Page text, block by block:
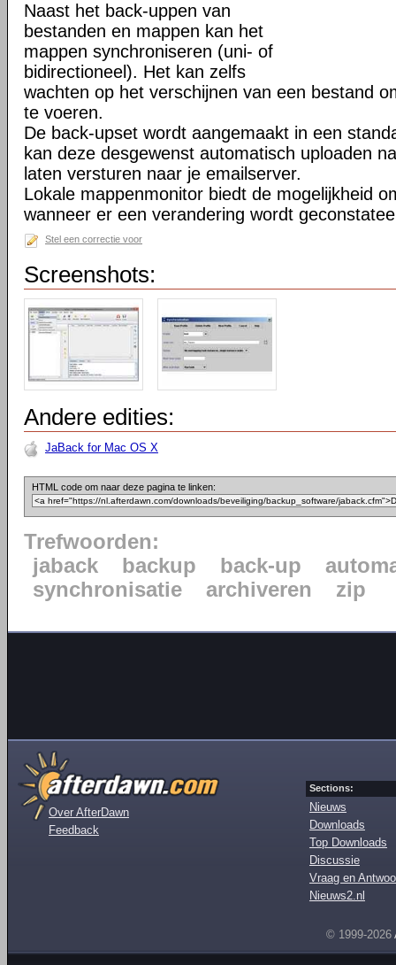
Naast het back-uppen van
bestanden en mappen kan het
mappen synchroniseren (uni- of
bidirectioneel). Het kan zelfs
wachten op het verschijnen van een bestand
te voeren.
De back-upset wordt aangemaakt in een
kan deze desgewenst automatisch uploaden
laten versturen naar je emailserver.
Lokale mappenmonitor biedt de mogelijkheid
wanneer er een verandering wordt
Stel een correctie voor
Screenshots:
Andere edities:
JaBack for Mac OS X
HTML code om naar deze pagina te linken:
Trefwoorden:
jaback
backup back-up
synchronisatie
archiveren zip
Over AfterDawn
Feedback
Sections:
Nieuws
Downloads
Top Downloads
Discussie
Vraag en
Nieuws2.nl
© 1999-2026